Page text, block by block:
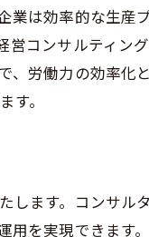
集
合わせ
するコンサルティ
は効率的な生産
コンサルティン
労働力の効率化
。
ます。コンサル
を実現できます